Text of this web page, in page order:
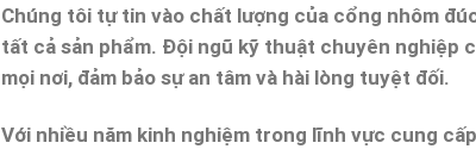
Chúng tôi tự tin vào chất lượng của cổng nhôm
tất cả sản phẩm. Đội ngũ kỹ thuật chuyên nghiệp
mọi nơi, đảm bảo sự an tâm và hài lòng tuyệt đối.
Với nhiều năm kinh nghiệm trong lĩnh vực cung